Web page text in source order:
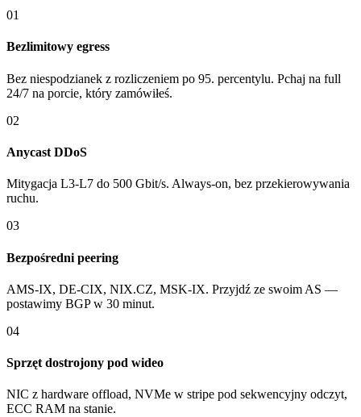
01
Bezlimitowy egress
Bez niespodzianek z rozliczeniem po 95. percentylu. Pchaj na full
24/7 na porcie, który zamówiłeś.
02
Anycast DDoS
Mitygacja L3-L7 do 500 Gbit/s. Always-on, bez przekierowywania
ruchu.
03
Bezpośredni peering
AMS-IX, DE-CIX, NIX.CZ, MSK-IX. Przyjdź ze swoim AS —
postawimy BGP w 30 minut.
04
Sprzęt dostrojony pod wideo
NIC z hardware offload, NVMe w stripe pod sekwencyjny odczyt,
ECC RAM na stanie.